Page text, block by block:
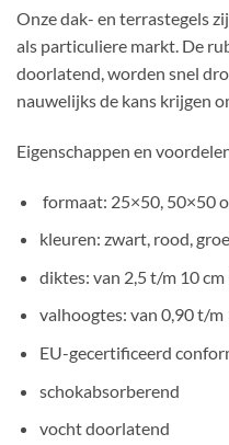
Onze dak- en terrastegels
als particuliere markt. De
doorlatend, worden snel
nauwelijks de kans krijgen
Eigenschappen en
formaat: 25×50, 50×50
kleuren: zwart, rood,
diktes: van 2,5 t/m 10 cm
valhoogtes: van 0,90 t/m
EU-gecertificeerd
schokabsorberend
vocht doorlatend